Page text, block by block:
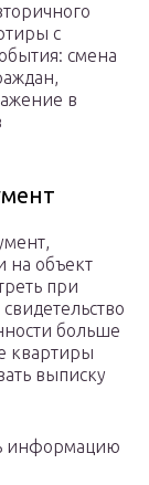
с
смена
в
на объект
при
больше
квартиры
выписку
информацию